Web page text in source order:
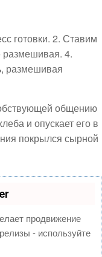
готовки. 2. Ставим
размешивая. 4.
размешивая
общению
и опускает его в
покрылся сырной
продвижение
- используйте